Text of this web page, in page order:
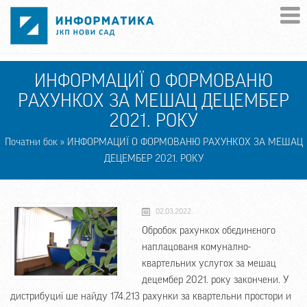
Skip to main content
ИНФОРМАЦИЇ О ФОРМОВАНЮ
РАХУНКОХ ЗА МЕШАЦ ДЕЦЕМБЕР
2021. РОКУ
Початни бок» ИНФОРМАЦИЇ О ФОРМОВАНЮ РАХУНКОХ ЗА МЕШАЦ
ДЕЦЕМБЕР 2021. РОКУ
02.03.2022.
Обробок рахункох обєдинєного
наплацованя комунално-
квартельних услугох за мешац
децембер 2021. року закончени. У
дистрибуциї ше найду 174.213 рахунки за квартельни простори и